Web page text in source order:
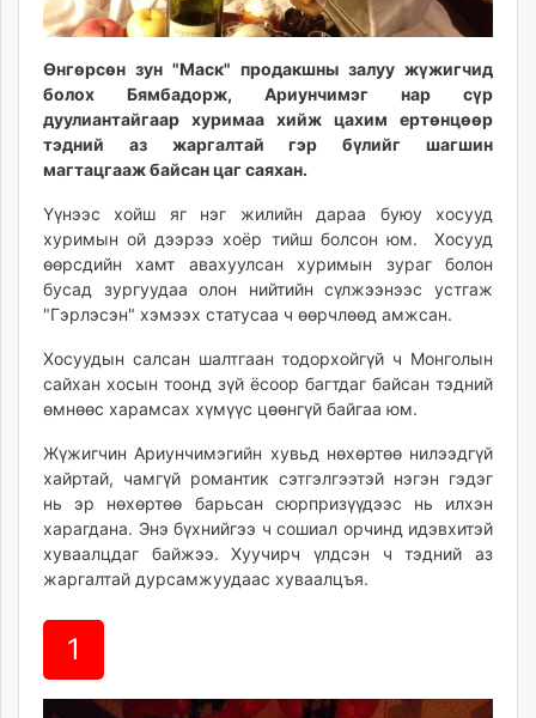
zarig.mn
today.mn
zuv.mn
mminfo.mn
ugluu.mn
urlag.mn
asu.mn
shudarga.mn
shuurhai.mn
unuudur.mn
mglradio.com
fact.mn
tumen.mn
shuum.mn
times.mn
tvmongolia.mn
mass.mn
assa.mn
toim.mn
tac.mn
Өнгөрсөн зун "Маск" продакшны залуу жүжигчид
болох Бямбадорж, Ариунчимэг нар сүр
дуулиантайгаар хуримаа хийж цахим ертөнцөөр
тэдний аз жаргалтай гэр бүлийг шагшин
магтацгааж байсан цаг саяхан.
Үүнээс хойш яг нэг жилийн дараа буюу хосууд
хуримын ой дээрээ хоёр тийш болсон юм. Хосууд
өөрсдийн хамт авахуулсан хуримын зураг болон
бусад зургуудаа олон нийтийн сүлжээнээс устгаж
"Гэрлэсэн" хэмээх статусаа ч өөрчлөөд амжсан.
Хосуудын салсан шалтгаан тодорхойгүй ч Монголын
сайхан хосын тоонд зүй ёсоор багтдаг байсан тэдний
өмнөөс харамсах хүмүүс цөөнгүй байгаа юм.
Жүжигчин Ариунчимэгийн хувьд нөхөртөө нилээдгүй
хайртай, чамгүй романтик сэтгэлгээтэй нэгэн гэдэг
нь эр нөхөртөө барьсан сюрпризүүдээс нь илхэн
харагдана. Энэ бүхнийгээ ч сошиал орчинд идэвхитэй
хуваалцдаг байжээ. Хуучирч үлдсэн ч тэдний аз
жаргалтай дурсамжуудаас хуваалцъя.
1